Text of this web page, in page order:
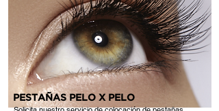
PESTAÑAS PELO X PELO